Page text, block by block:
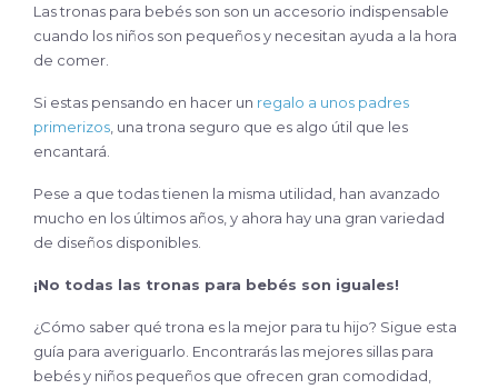
Las tronas para bebés son son un accesorio indispensable
cuando los niños son pequeños y necesitan ayuda a la hora
de comer.
Si estas pensando en hacer un regalo a unos padres
primerizos , una trona seguro que es algo útil que les
encantará.
Pese a que todas tienen la misma utilidad, han avanzado
mucho en los últimos años, y ahora hay una gran variedad
de diseños disponibles.
¡No todas las tronas para bebés son iguales!
¿Cómo saber qué trona es la mejor para tu hijo? Sigue esta
guía para averiguarlo. Encontrarás las mejores sillas para
bebés y niños pequeños que ofrecen gran comodidad,